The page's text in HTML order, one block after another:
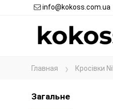
info@kokoss.com.ua
Главная Кросівки
Загальне